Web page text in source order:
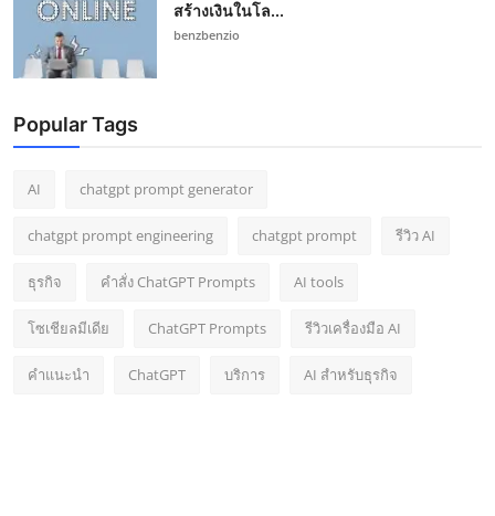
สร้างเงินในโล...
benzbenzio
Popular Tags
AI chatgpt prompt generator
chatgpt prompt engineering chatgpt prompt รีวิว AI
ธุรกิจ คำสั่ง ChatGPT Prompts AI tools
โซเชียลมีเดีย ChatGPT Prompts รีวิวเครื่องมือ AI
คำแนะนำ ChatGPT บริการ AI สำหรับธุรกิจ